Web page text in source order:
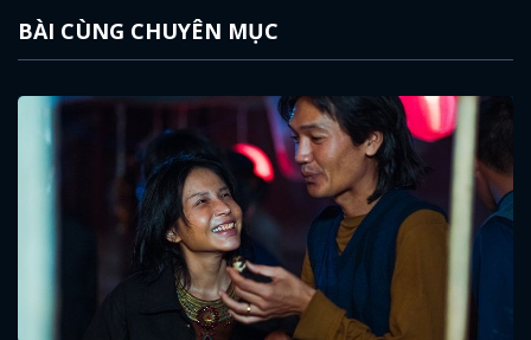
BÀI CÙNG CHUYÊN MỤC